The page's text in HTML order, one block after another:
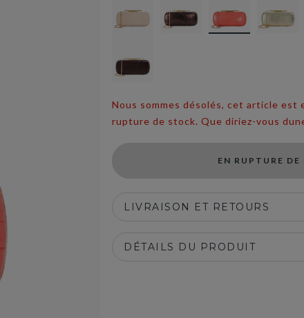
Nous sommes désolés, cet article
rupture de stock. Que diriez-vous
EN RUPTURE DE
LIVRAISON ET RETOURS
DÉTAILS DU PRODUIT